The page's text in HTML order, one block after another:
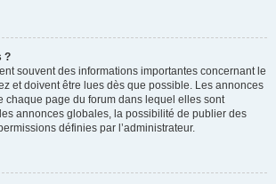
?
souvent des informations importantes concernant le
et doivent être lues dès que possible. Les annonces
chaque page du forum dans lequel elles sont
annonces globales, la possibilité de publier des
définies par l’administrateur.